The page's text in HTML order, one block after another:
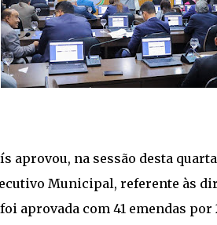
aprovou, na sessão desta
Municipal, referente às
aprovada com 41 emendas